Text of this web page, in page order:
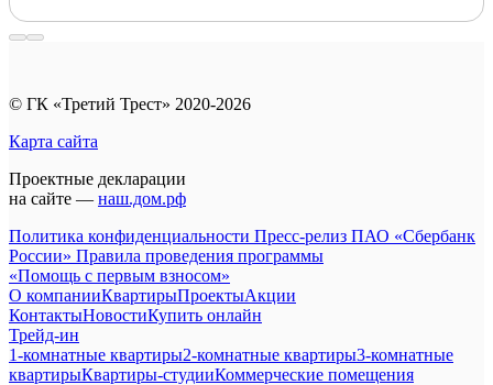
© ГК «Третий Трест» 2020-2026
Карта сайта
Проектные декларации
на сайте — наш.дом.рф
Политика конфиденциальности Пресс-релиз ПАО «Сбербанк
России» Правила проведения программы
«Помощь с первым взносом»
О компанииКвартирыПроектыАкции
КонтактыНовостиКупить онлайн
Трейд-ин
1-комнатные квартиры2-комнатные квартиры3-комнатные
квартирыКвартиры-студииКоммерческие помещения